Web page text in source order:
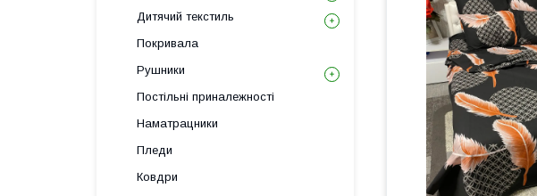
Дитячий текстиль
Покривала
Рушники
Постільні приналежності
Наматрацники
Пледи
Ковдри